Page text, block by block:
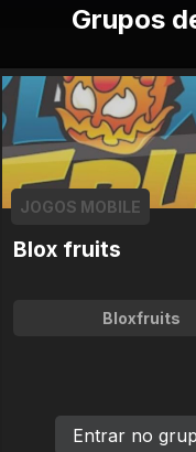
Grupos
Blox fruits
JOGOS MOBILE
Bloxfruits
Entrar no